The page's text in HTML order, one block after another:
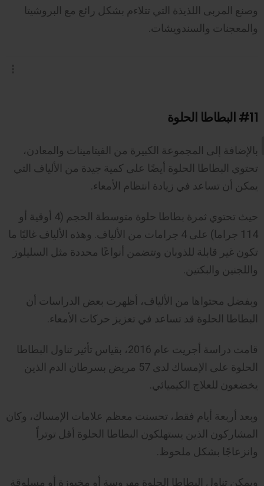
وصنع المربى اللذيذة التي تتلاءم بشكل رائع مع البروشيتا
والمعجنات والسندويشات.
#11 البطاطا الحلوة
بالإضافة إلى المجموعة الكبيرة من الفيتامينات والمعادن،
تحتوي البطاطا الحلوة أيضًا على كمية جيدة من الألياف التي
يمكن أن تساعد في زيادة انتظام الأمعاء.
حيث تحتوي ثمرة بطاطا حلوة متوسطة الحجم (4 أوقية أو
114 جراما) على 4 جرامات من الألياف. وهذه الألياف غالبًا ما
تكون غير قابلة للذوبان وتتضمن أنواعًا محددة مثل السليلوز
واللجنين والبكتين.
وبفضل محتواها من الألياف، أظهرت بعض الدراسات أن
البطاطا الحلوة قد تساعد في تعزيز حركات الأمعاء.
قامت دراسة أجريت عام 2016، بقياس تأثير تناول البطاطا
الحلوة على الإمساك لدى 57 مريض بسرطان الدم الذين
يخضعون للعلاج الكيميائي.
وبعد أربعة أيام فقط، تحسنت معظم علامات الإمساك، وكان
المشاركون الذين يستهلكون البطاطا الحلوة أقل توتراً
وانزعاجًا بشكل ملحوظ.
ويمكن تناول البطاطا الحلوة مهروسة أو مخبوزة أو مسلوقة